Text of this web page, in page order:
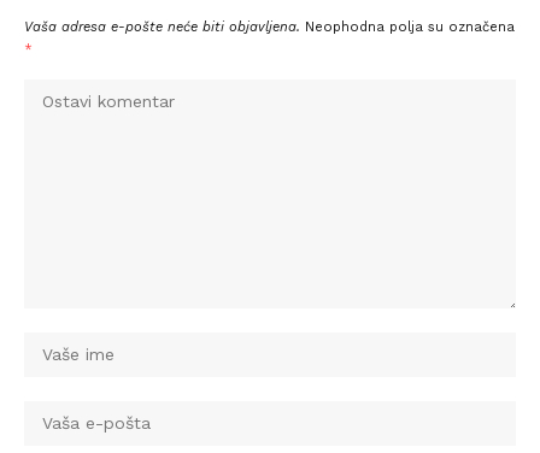
Vaša adresa e-pošte neće biti objavljena. Neophodna polja su označena
*